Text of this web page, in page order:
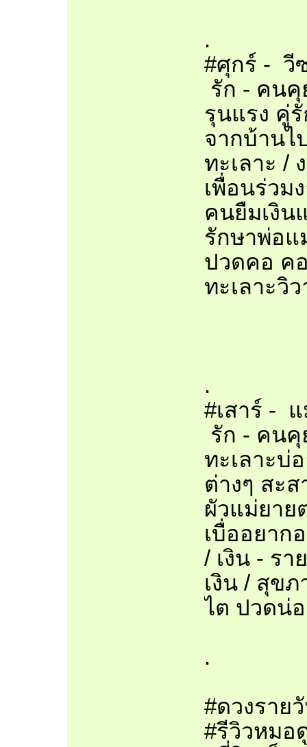
.
#ศุกร์ - วี
รัก - คน
รุนแรง คู่
จากบ้านไ
ทะเลาะ /
เพื่อนร่วม
คนยืมเงิน
รักษาพ่อแ
ปวดคอ ค
ทะเลาะวิ
.
#เสาร์ -
รัก - คน
ทะเลาะบ่
ต่างๆ สะ
ผัวแม่ยาย
เบื่ออยาก
/ เงิน - ร
เงิน / สุข
ไต ปวดน่
.
#ดวงราย
#รีวิวหมอ